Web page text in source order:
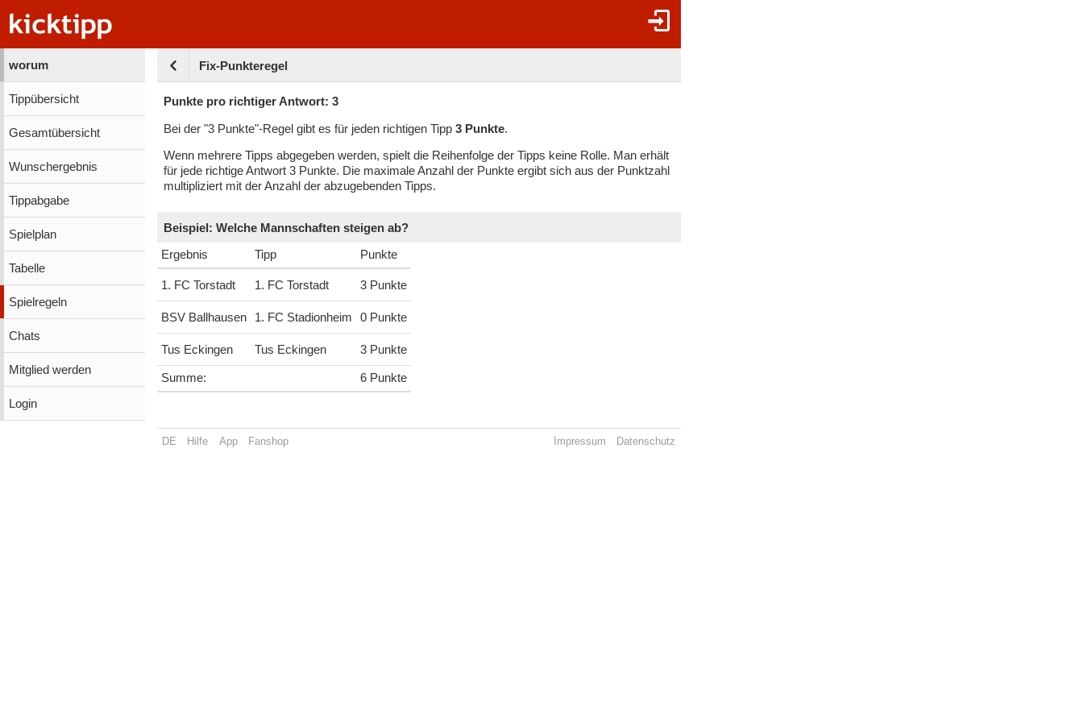
worum
Tippübersicht
Gesamtübersicht
Wunschergebnis
Tippabgabe
Spielplan
Tabelle
Spielregeln
Chats
Mitglied werden
Login
Fix-Punkteregel
Punkte pro richtiger Antwort: 3
Bei der "3 Punkte"-Regel gibt es für jeden richtigen Tipp3 Punkte.
Wenn mehrere Tipps abgegeben werden, spielt die Reihenfolge der Tipps keine Rolle. Man erhält
für jede richtige Antwort 3 Punkte. Die maximale Anzahl der Punkte ergibt sich aus der Punktzahl
multipliziert mit der Anzahl der abzugebenden Tipps.
Beispiel: Welche Mannschaften steigen ab?
Ergebnis Tipp Punkte
1. FC Torstadt 1. FC Torstadt 3 Punkte
BSV Ballhausen 1. FC Stadionheim 0 Punkte
Tus Eckingen Tus Eckingen 3 Punkte
Summe: 6 Punkte
DE Hilfe App Fanshop Impressum Datenschutz